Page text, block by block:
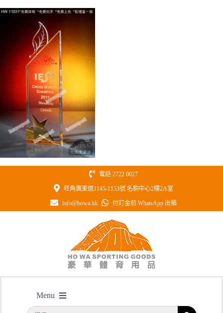
Skip
電話 2722 0027
旺角廣東道1145-1153號 名駒中心2樓2A室
info@howa.hk 付訂金前 WhatsApp 出稿
Menu
主頁 / 型號: HW11031 金屬星星水晶配琥珀色水晶底座